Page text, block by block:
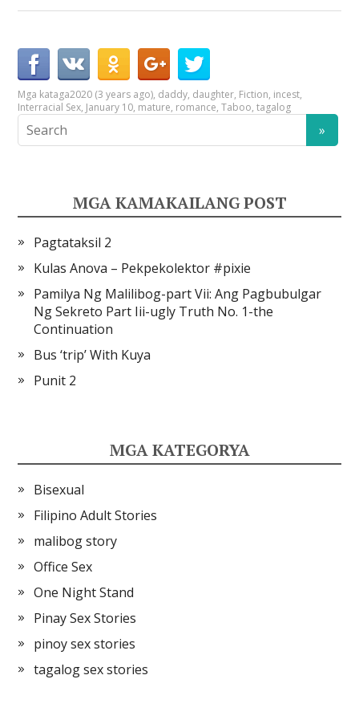
Mga kataga2020 (3 years ago), daddy, daughter, Fiction, incest,
Interracial Sex, January 10, mature, romance,Taboo,tagalog
MGA KAMAKAILANG POST
Pagtataksil 2
Kulas Anova – Pekpekolektor #pixie
Pamilya Ng Malilibog-part Vii: Ang Pagbubulgar
Ng Sekreto Part Iii-ugly Truth No. 1-the
Continuation
Bus ‘trip’ With Kuya
Punit 2
MGA KATEGORYA
Bisexual
Filipino Adult Stories
malibog story
Office Sex
One Night Stand
Pinay Sex Stories
pinoy sex stories
tagalog sex stories